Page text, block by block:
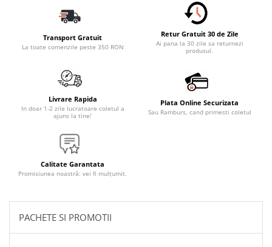
Accesorii pentru Roti si Anvelope
Husa Anvelope
Truse Chei
Organizatoare Auto
Iluminat Auto
Semnalizari
Faruri Ceata
Accesorii LED
Becuri Auto
Piese Caroserie
Amortizoare Capota
Transport Gratuit
La toate comenzile peste 350 RON
Retur Gratuit 30 de Zile
Ai pana la 30 zile sa returnezi
produsul.
Livrare Rapida
In doar 1-2 zile lucratoare coletul a
ajuns la tine!
Plata Online Securizata
Sau Ramburs, cand primesti coletul
Calitate Garantata
Promisiunea noastră: vei fi mulțumit.
PACHETE SI PROMOTII